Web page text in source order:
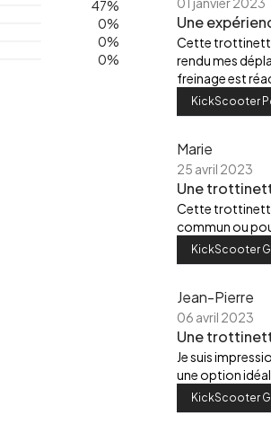
47%
0%
0%
0%
Une
Cette
rendu mes
freinage est
KickScooter
Marie
25 avril 2023
Une
Cette
commun ou
KickScooter
Jean-Pierre
06 avril 2023
Une
Je suis
une option
KickScooter